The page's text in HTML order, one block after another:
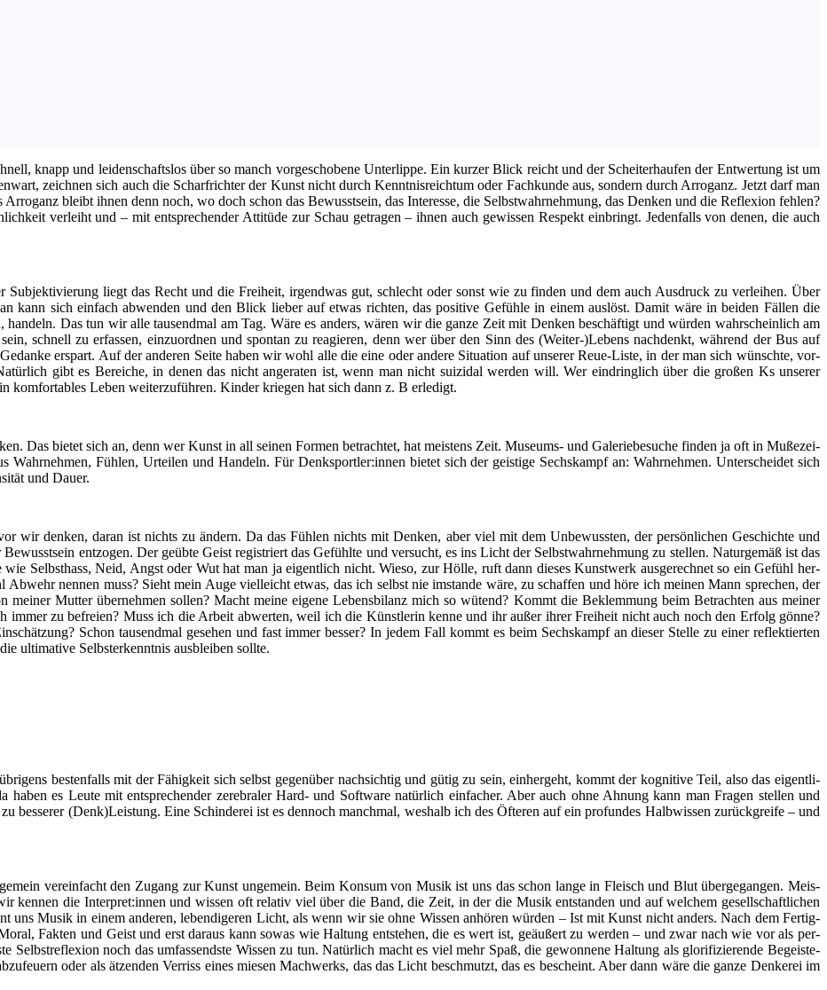
knapp und lei­den­schafts­los über so manch vor­ge­scho­be­ne Unter­lip­pe. Ein kur­zer Blick reicht und der Schei­ter­hau­fen der Ent­wer­tung ist um
zeich­nen sich auch die Scharf­rich­ter der Kunst nicht durch Kennt­nis­reich­tum oder Fach­kun­de aus, son­dern durch Arro­ganz. Jetzt darf man
bleibt ihnen denn noch, wo doch schon das Bewusst­sein, das Inter­es­se, die Selbst­wahr­neh­mung, das Den­ken und die Refle­xi­on feh­len?
ver­leiht und – mit ent­spre­chen­der Atti­tü­de zur Schau getra­gen – ihnen auch gewis­sen Respekt ein­bringt. Jeden­falls von denen, die auch
liegt das Recht und die Frei­heit, irgend­was gut, schlecht oder sonst wie zu fin­den und dem auch Aus­druck zu ver­lei­hen. Über
kann sich ein­fach abwen­den und den Blick lie­ber auf etwas rich­ten, das posi­ti­ve Gefüh­le in einem aus­löst. Damit wäre in bei­den Fäl­len die
han­deln. Das tun wir alle tau­send­mal am Tag. Wäre es anders, wären wir die gan­ze Zeit mit Den­ken beschäf­tigt und wür­den wahr­schein­lich am
schnell zu erfas­sen, ein­zu­ord­nen und spon­tan zu reagie­ren, denn wer über den Sinn des (Weiter-)Lebens nach­denkt, wäh­rend der Bus auf
erspart. Auf der ande­ren Sei­te haben wir wohl alle die eine oder ande­re Situa­ti­on auf unse­rer Reue-Lis­te, in der man sich wünsch­te, vor­
gibt es Berei­che, in denen das nicht ange­ra­ten ist, wenn man nicht sui­zi­dal wer­den will. Wer ein­dring­lich über die gro­ßen Ks unse­rer
kom­for­ta­bles Leben wei­ter­zu­füh­ren. Kin­der krie­gen hat sich dann z. B erledigt.
Das bie­tet sich an, denn wer Kunst in all sei­nen For­men betrach­tet, hat meis­tens Zeit. Muse­ums- und Gale­rie­be­su­che fin­den ja oft in Muße­zei­
Wahr­neh­men, Füh­len, Urtei­len und Han­deln. Für Denksportler:innen bie­tet sich der geis­ti­ge Sechs­kampf an: Wahr­neh­men. Unter­schei­det sich
und Dauer.
wir den­ken, dar­an ist nichts zu ändern. Da das Füh­len nichts mit Den­ken, aber viel mit dem Unbe­wuss­ten, der per­sön­li­chen Geschich­te und
ent­zo­gen. Der geüb­te Geist regis­triert das Gefühl­te und ver­sucht, es ins Licht der Selbst­wahr­neh­mung zu stel­len. Natur­ge­mäß ist das
Selbst­hass, Neid, Angst oder Wut hat man ja eigent­lich nicht. Wie­so, zur Höl­le, ruft dann die­ses Kunst­werk aus­ge­rech­net so ein Gefühl her­
nen­nen muss? Sieht mein Auge viel­leicht etwas, das ich selbst nie imstan­de wäre, zu schaf­fen und höre ich mei­nen Mann spre­chen, der
Mut­ter über­neh­men sol­len? Macht mei­ne eige­ne Lebens­bi­lanz mich so wütend? Kommt die Beklem­mung beim Betrach­ten aus mei­ner
immer zu befrei­en? Muss ich die Arbeit abwer­ten, weil ich die Künst­le­rin ken­ne und ihr außer ihrer Frei­heit nicht auch noch den Erfolg gön­ne?
Schon tau­send­mal gese­hen und fast immer bes­ser? In jedem Fall kommt es beim Sechs­kampf an die­ser Stel­le zu einer reflek­tier­ten
ulti­ma­ti­ve Selbst­er­kennt­nis aus­blei­ben sollte.
bes­ten­falls mit der Fähig­keit sich selbst gegen­über nach­sich­tig und gütig zu sein, ein­her­geht, kommt der kogni­ti­ve Teil, also das eigent­li­
es Leu­te mit ent­spre­chen­der zere­bra­ler Hard- und Soft­ware natür­lich ein­fa­cher. Aber auch ohne Ahnung kann man Fra­gen stel­len und
bes­se­rer (Denk)Leistung. Eine Schin­de­rei ist es den­noch manch­mal, wes­halb ich des Öfte­ren auf ein pro­fun­des Halb­wis­sen zurück­grei­fe – und
ver­ein­facht den Zugang zur Kunst unge­mein. Beim Kon­sum von Musik ist uns das schon lan­ge in Fleisch und Blut über­ge­gan­gen. Meis­
die Interpret:innen und wis­sen oft rela­tiv viel über die Band, die Zeit, in der die Musik ent­stan­den und auf wel­chem gesell­schaft­li­chen
uns Musik in einem ande­ren, leben­di­ge­ren Licht, als wenn wir sie ohne Wis­sen anhö­ren wür­den – Ist mit Kunst nicht anders. Nach dem Fer­tig­
Fak­ten und Geist und erst dar­aus kann sowas wie Hal­tung ent­ste­hen, die es wert ist, geäu­ßert zu wer­den – und zwar nach wie vor als per­
Selbst­re­fle­xi­on noch das umfas­sends­te Wis­sen zu tun. Natür­lich macht es viel mehr Spaß, die gewon­ne­ne Hal­tung als glo­ri­fi­zie­ren­de Begeis­te­
oder als ätzen­den Ver­riss eines mie­sen Mach­werks, das das Licht beschmutzt, das es bescheint. Aber dann wäre die gan­ze Den­ke­rei im